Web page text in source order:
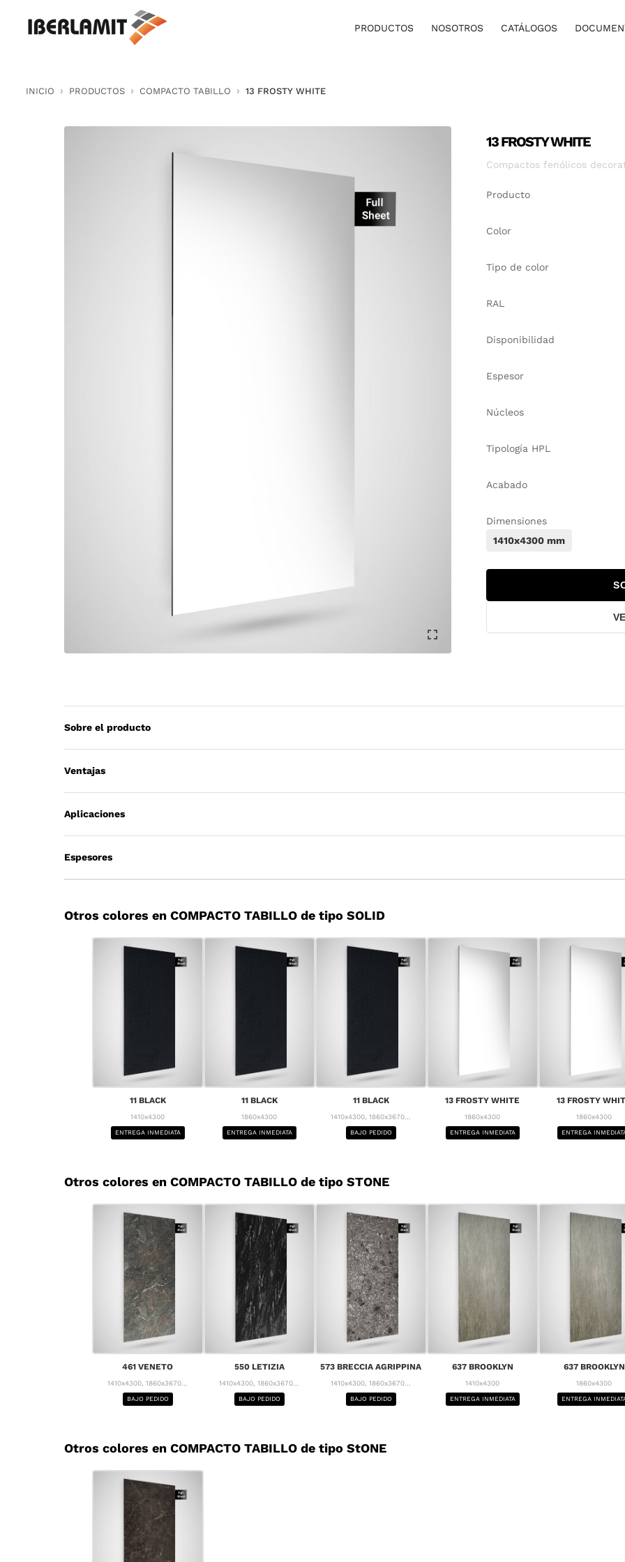
PRODUCTOS NOSOTROS CATÁLOGOS
INICIO PRODUCTOS COMPACTO TABILLO 13 FROSTY WHITE
13 FROSTY WHITE
Compactos fenólicos
Producto
Color
Tipo de color
RAL
Disponibilidad
Espesor
Núcleos
Tipología HPL
Acabado
Dimensiones
1410x4300 mm
Sobre el producto
Ventajas
Aplicaciones
Espesores
Otros colores en COMPACTO TABILLO de tipo SOLID
11 BLACK
1410x4300
ENTREGA INMEDIATA
11 BLACK
1860x4300
ENTREGA INMEDIATA
11 BLACK
1410x4300, 1860x3670...
BAJO PEDIDO
13 FROSTY WHITE
1860x4300
ENTREGA INMEDIATA
13 FROSTY
1860x4300
ENTREGA
Otros colores en COMPACTO TABILLO de tipo STONE
461 VENETO
1410x4300, 1860x3670...
BAJO PEDIDO
550 LETIZIA
1410x4300, 1860x3670...
BAJO PEDIDO
573 BRECCIA AGRIPPINA
1410x4300, 1860x3670...
BAJO PEDIDO
637 BROOKLYN
1410x4300
ENTREGA INMEDIATA
637 BROOKLYN
1860x4300
ENTREGA
Otros colores en COMPACTO TABILLO de tipo StONE